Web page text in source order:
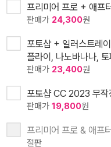
프리미어 프로 + 애프
판매가 24,300원
포토샵 + 일러스트레
플라이, 나노바나나,
판매가 23,400원
포토샵 CC 2023 무작
판매가 19,800원
프리미어 프로 & 애프
절판